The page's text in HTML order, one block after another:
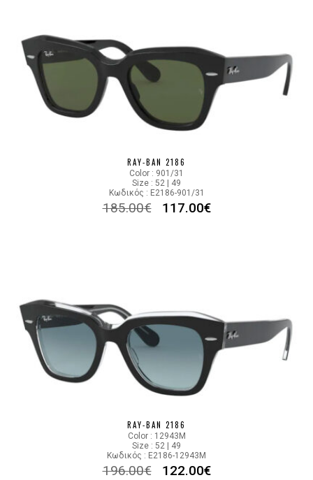
RAY-BAN 2186
Color : 901/31
Size : 52 | 49
Κωδικός : E2186-901/31
185.00€ 117.00€
RAY-BAN 2186
Color : 12943M
Size : 52 | 49
Κωδικός : E2186-12943M
196.00€ 122.00€